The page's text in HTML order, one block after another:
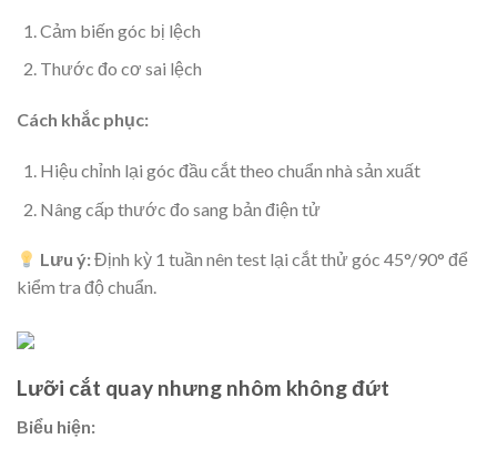
Cảm biến góc bị lệch
Thước đo cơ sai lệch
Cách khắc phục:
Hiệu chỉnh lại góc đầu cắt theo chuẩn nhà sản xuất
Nâng cấp thước đo sang bản điện tử
Lưu ý:Định kỳ 1 tuần nên test lại cắt thử góc 45°/90° để
kiểm tra độ chuẩn.
Lưỡi cắt quay nhưng nhôm không đứt
Biểu hiện: